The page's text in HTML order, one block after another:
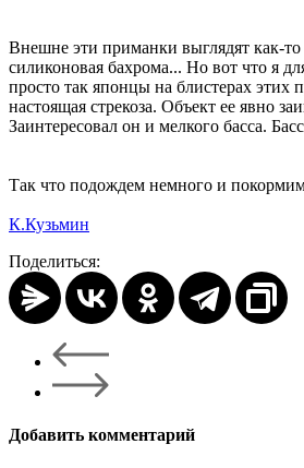
Внешне эти приманки выглядят как-
силиконовая бахрома... Но вот что я
просто так японцы на блистерах этих
настоящая стрекоза. Объект ее явно
Заинтересовал он и мелкого басса.
Так что подождем немного и
К.Кузьмин
Поделиться:
Добавить комментарий